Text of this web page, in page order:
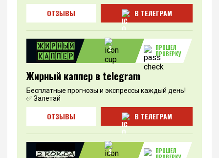
ОТЗЫВЫ В ТЕЛЕГРАМ
2
ПРОШЕЛ
ПРОВЕРКУ
Жирный каппер в telegram
Бесплатные прогнозы и экспрессы каждый день!
✅ Залетай
ОТЗЫВЫ В ТЕЛЕГРАМ
3
ПРОШЕЛ